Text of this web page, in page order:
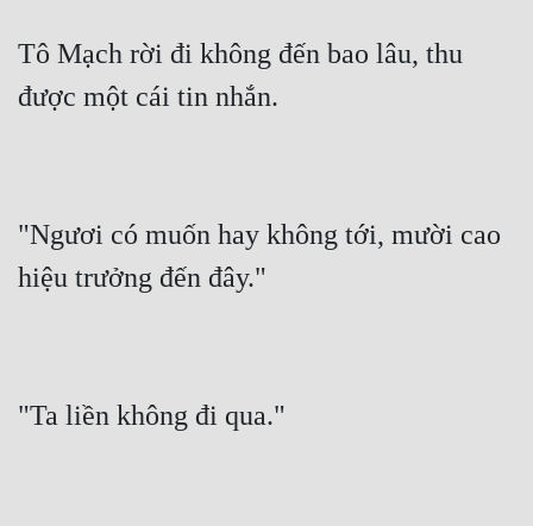
Tô Mạch rời đi không đến bao lâu, thu
được một cái tin nhắn.
"Ngươi có muốn hay không tới, mười cao
hiệu trưởng đến đây."
"Ta liền không đi qua."